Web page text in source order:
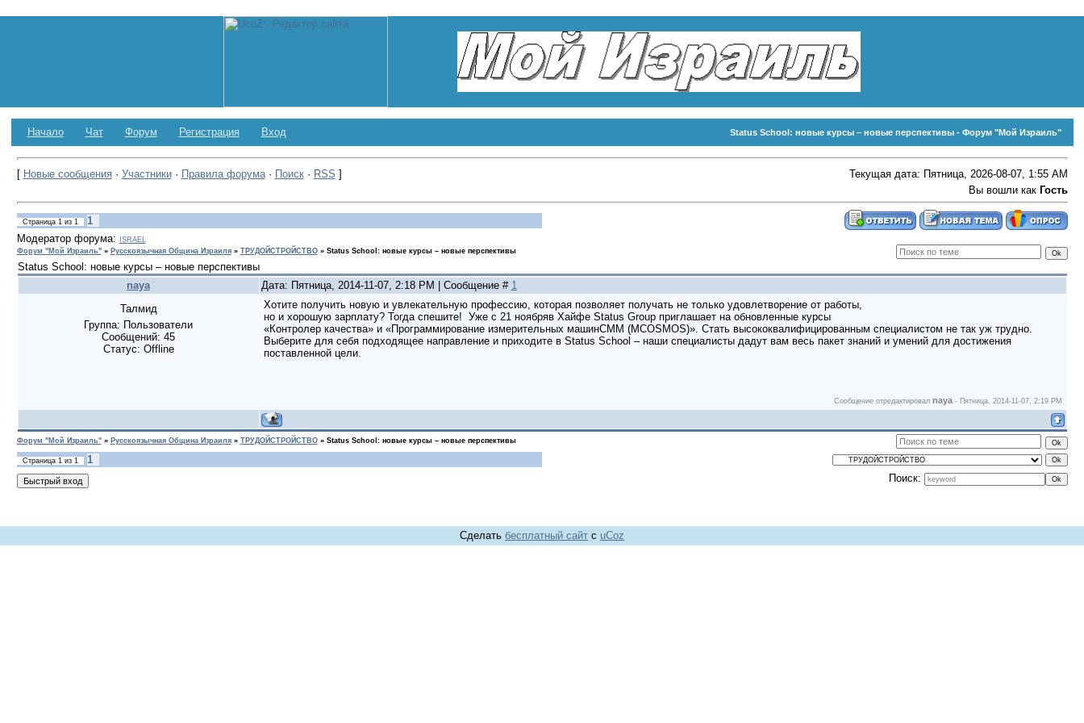
Начало Чат Форум Регистрация Вход Status School: новые курсы – новые перспективы - Форум "Мой Израиль"
[ Новые сообщения· Участники· Правила форума· Поиск· RSS ]
Текущая дата: Пятница, 2026-08-07, 1:55 AM
Вы вошли как Гость
Страница 1 из 1
1
Модератор форума:
ISRAEL
Форум "Мой Израиль" » Русскоязычная Община Израиля » ТРУДОЙСТРОЙСТВО » Status School: новые курсы – новые перспективы
Status School: новые курсы – новые перспективы
naya
Дата: Пятница, 2014-11-07, 2:18 PM | Сообщение # 1
Талмид
Группа: Пользователи
Сообщений: 45
Статус: Offline
Хотите получить новую и увлекательную профессию, которая позволяет получать не только удовлетворение от работы,
но и хорошую зарплату? Тогда спешите! Уже с 21 ноябряв Хайфе Status Group приглашает на обновленные курсы
«Контролер качества» и «Программирование измерительных машинСММ (МCOSMOS)». Стать высококвалифицированным специалистом не так уж трудно.
Выберите для себя подходящее направление и приходите в Status School – наши специалисты дадут вам весь пакет знаний и умений для достижения
поставленной цели.
Сообщение отредактировал naya- Пятница, 2014-11-07, 2:19 PM
Форум "Мой Израиль" » Русскоязычная Община Израиля » ТРУДОЙСТРОЙСТВО » Status School: новые курсы – новые перспективы
Страница 1 из 1
1
Поиск:
Сделать бесплатный сайт с uCoz